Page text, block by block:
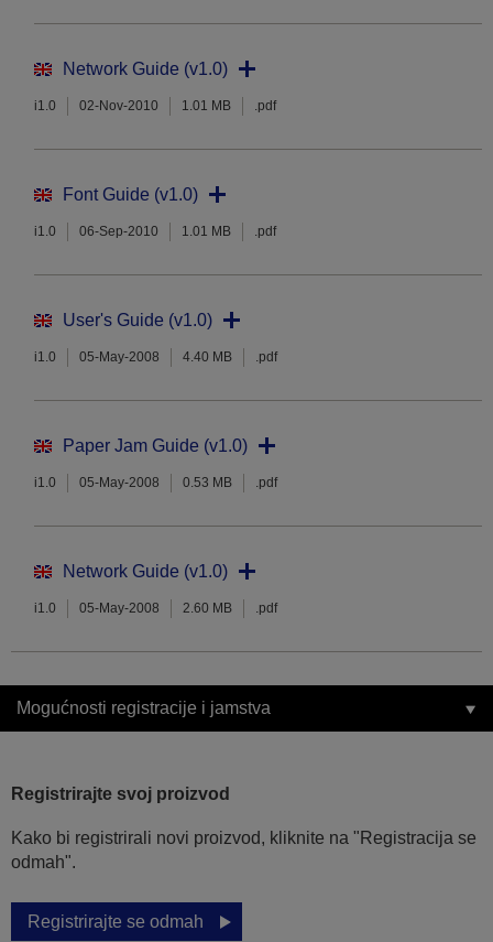
Network Guide (v1.0)
i1.0 02-Nov-2010 1.01 MB .pdf
Font Guide (v1.0)
i1.0 06-Sep-2010 1.01 MB .pdf
User's Guide (v1.0)
i1.0 05-May-2008 4.40 MB .pdf
Paper Jam Guide (v1.0)
i1.0 05-May-2008 0.53 MB .pdf
Network Guide (v1.0)
i1.0 05-May-2008 2.60 MB .pdf
Mogućnosti registracije i jamstva
Registrirajte svoj proizvod
Kako bi registrirali novi proizvod, kliknite na "Registracija se
odmah".
Registrirajte se odmah